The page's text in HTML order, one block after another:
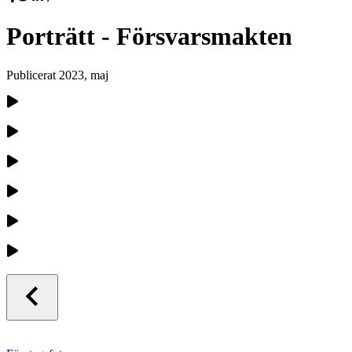
Porträtt - Försvarsmakten
Publicerat 2023, maj